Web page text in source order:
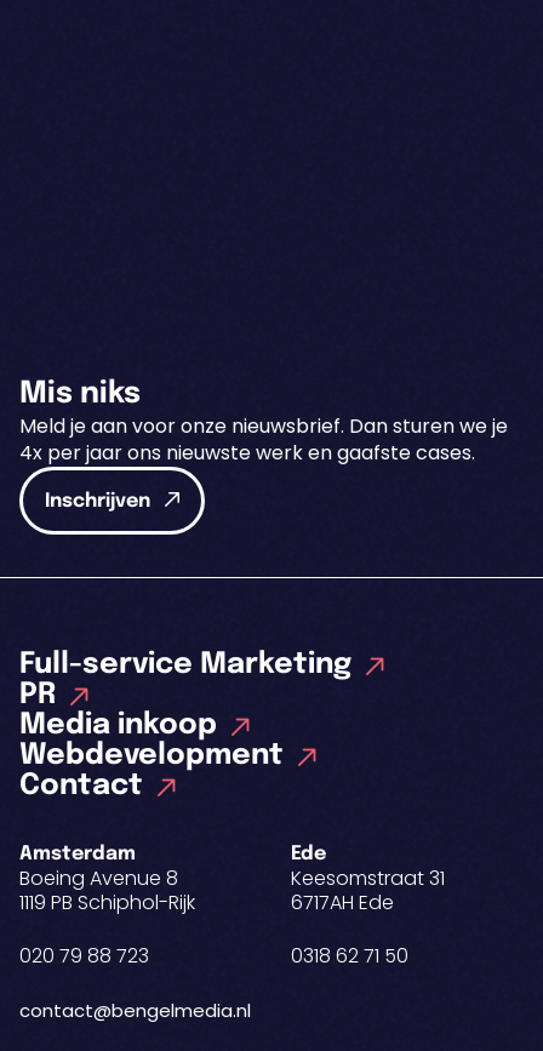
Mis niks
Meld je aan voor onze nieuwsbrief. Dan sturen we je
4x per jaar ons nieuwste werk en gaafste cases.
Inschrijven
Full-service Marketing
PR
Media inkoop
Webdevelopment
Contact
Amsterdam
Boeing Avenue 8
1119 PB Schiphol-Rijk
020 79 88 723
Ede
Keesomstraat 31
6717AH Ede
0318 62 71 50
contact@bengelmedia.nl